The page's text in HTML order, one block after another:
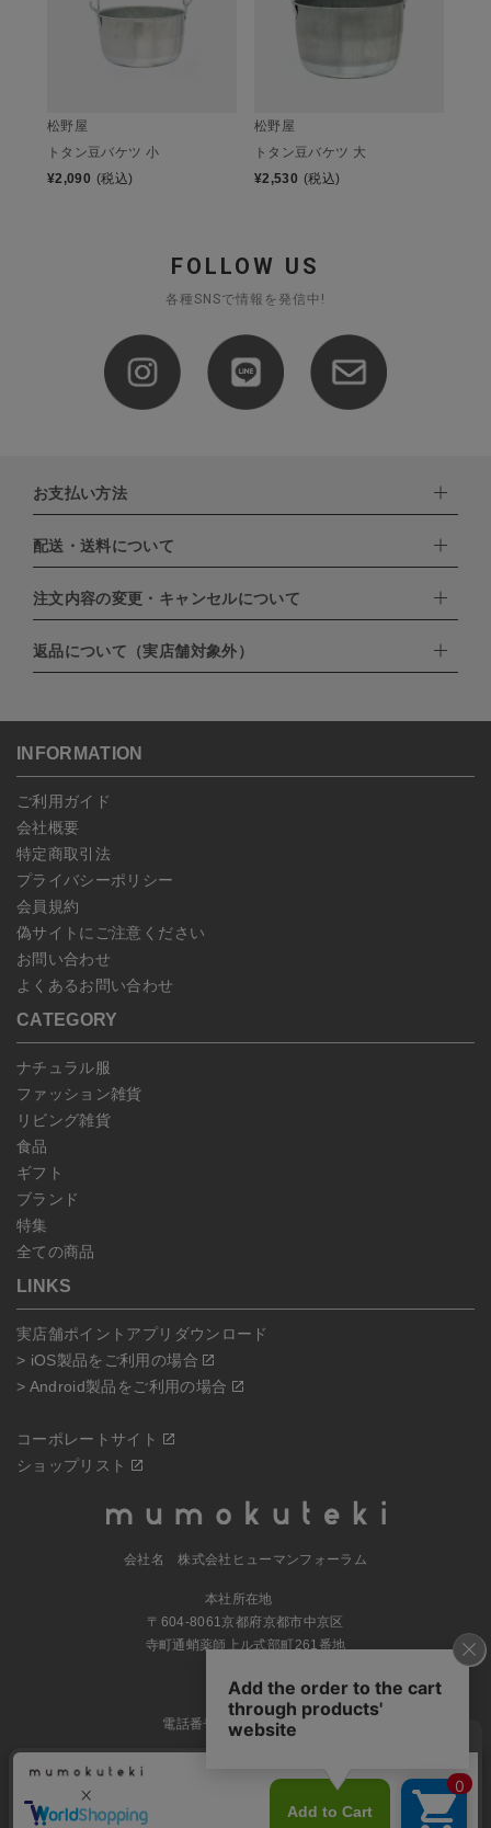
松野屋
トタン豆バケツ 小
¥2,090 (税込)
松野屋
トタン豆バケツ 大
¥2,530 (税込)
FOLLOW US
各種SNSで情報を発信中!
お支払い方法
下記お支払い方法よりお選びいただけます。
・クレジットカード（VISA,mastercard,JCB,AMERICAN
EXPRESS,Diners Club）
・PayPay
・NP後払い
配送・送料について
配達業者：日本郵便
北海道：1,400円
沖縄：1,400円
注文内容の変更・キャンセルについて
ご注文日当日から翌日のAM9:00までにご連絡頂いた場合はキャン
セルは可能です。
ンセルしていただいた後、ご希望の商品のみ再度ご注文お願いしま
予約商品など一部キャンセルが出来ない場合がございます。あらか
じめご了承ください。
返品について（実店舗対象外）
こちらよりご依頼ください。
INFORMATION
ご利用ガイド
会社概要
特定商取引法
プライバシーポリシー
会員規約
偽サイトにご注意ください
お問い合わせ
よくあるお問い合わせ
CATEGORY
ナチュラル服
ファッション雑貨
リビング雑貨
食品
ギフト
ブランド
特集
全ての商品
LINKS
実店舗ポイントアプリダウンロード
> iOS製品をご利用の場合
> Android製品をご利用の場合
コーポレートサイト
ショップリスト
会社名 株式会社ヒューマンフォーラム
本社所在地
〒604-8061京都府京都市中京区
寺町通蛸薬師上ル式部町261番地
MAP
電話番号 070-5504-0806
営業時間 11:00～17:30（土日休業）